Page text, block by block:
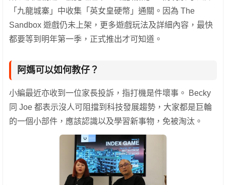
「九龍城寨」中收集「英女皇硬幣」通關。因為 The
Sandbox 遊戲仍未上架，更多遊戲玩法及詳細內容，最快
都要等到明年第一季，正式推出才可知道。
阿媽可以如何教仔？
小編最近亦收到一位家長投訴，指打機是件壞事。 Becky
同 Joe 都表示沒人可阻擋到科技發展趨勢，大家都是巨輪
的一個小部件，應該認識以及學習新事物，免被淘汰。